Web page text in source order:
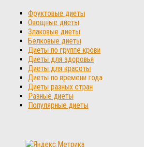
Фруктовые диеты
Овощные диеты
Злаковые диеты
Белковые диеты
Диеты по группе крови
Диеты для здоровья
Диеты для красоты
Диеты по времени года
Диеты разных стран
Разные диеты
Популярные диеты